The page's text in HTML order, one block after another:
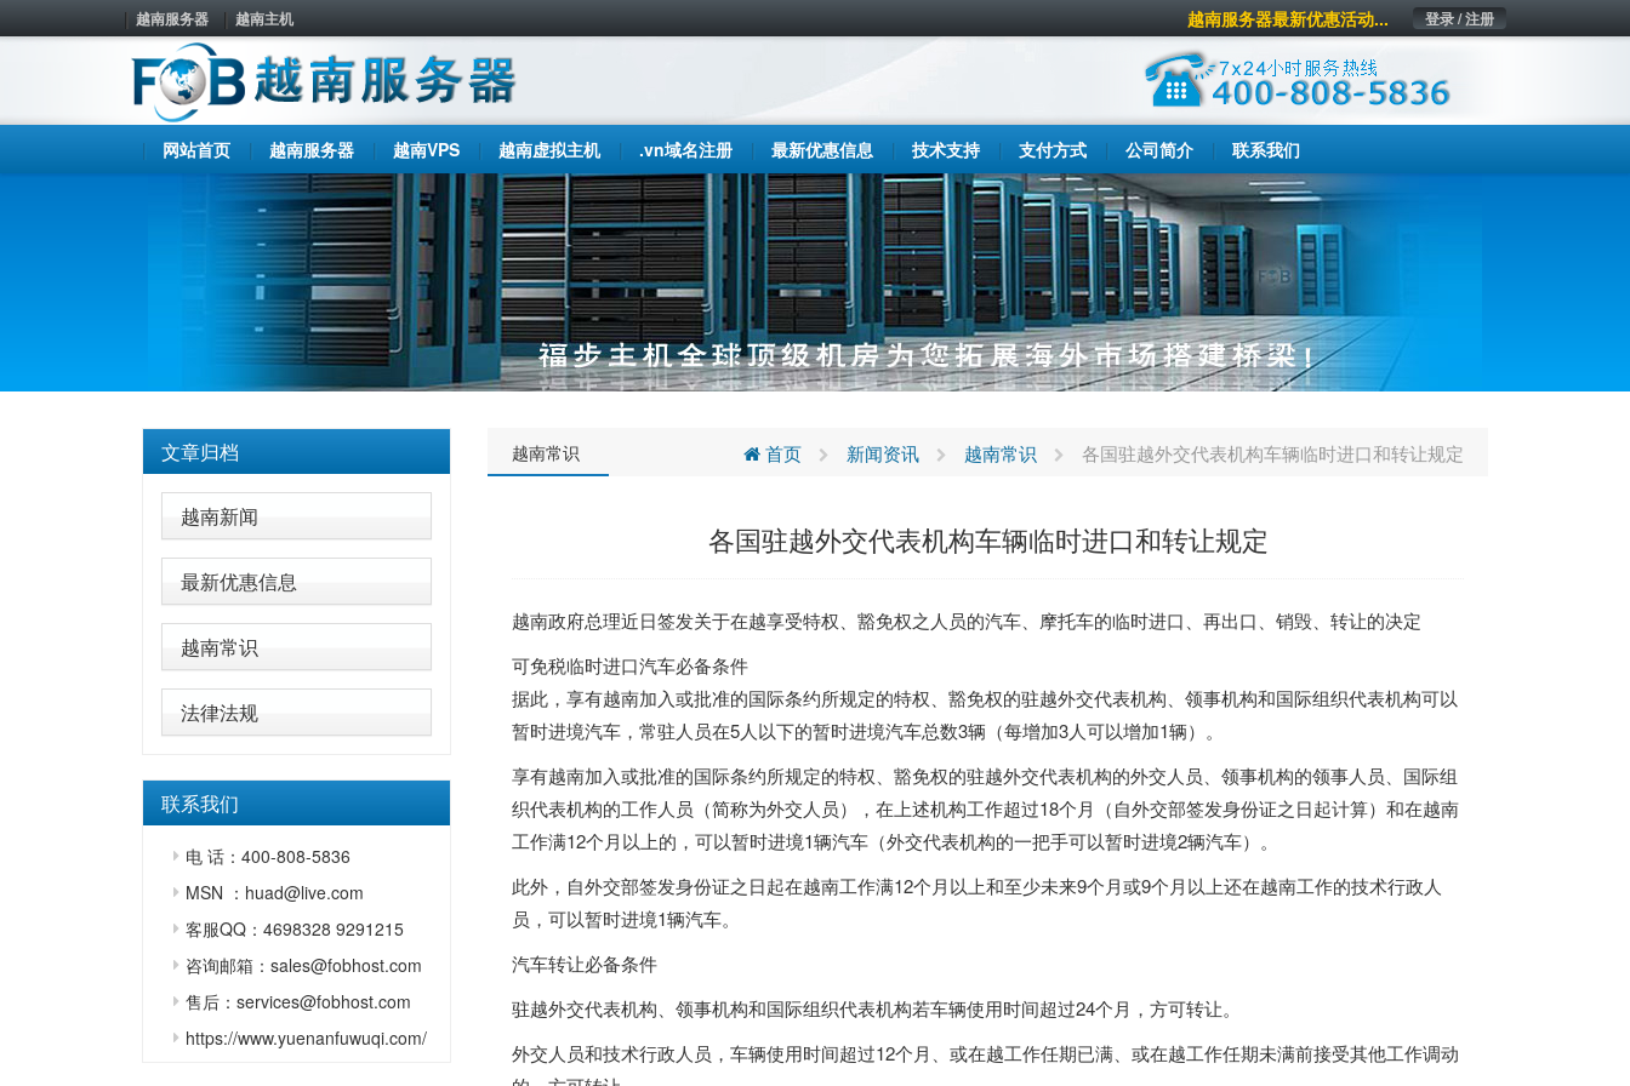
越南服务器 越南主机 登录 / 注册
越南服务器最新优惠活动...
网站首页 越南服务器 越南VPS 越南虚拟主机 .vn域名注册 最新优惠信息 技术支持 支付方式 公司简介 联系我们
文章归档
越南新闻
最新优惠信息
越南常识
法律法规
联系我们
电 话：400-808-5836
MSN ：huad@live.com
客服QQ：4698328 9291215
咨询邮箱：sales@fobhost.com
售后：services@fobhost.com
https://www.yuenanfuwuqi.com/
越南常识 首页 新闻资讯 越南常识 各国驻越外交代表机构车辆临时进口和转让规定
各国驻越外交代表机构车辆临时进口和转让规定
越南政府总理近日签发关于在越享受特权、豁免权之人员的汽车、摩托车的临时进口、再出口、销毁、转让的决定
可免税临时进口汽车必备条件
据此，享有越南加入或批准的国际条约所规定的特权、豁免权的驻越外交代表机构、领事机构和国际组织代表机构可以
暂时进境汽车，常驻人员在5人以下的暂时进境汽车总数3辆（每增加3人可以增加1辆）。
享有越南加入或批准的国际条约所规定的特权、豁免权的驻越外交代表机构的外交人员、领事机构的领事人员、国际组
织代表机构的工作人员（简称为外交人员），在上述机构工作超过18个月（自外交部签发身份证之日起计算）和在越南
工作满12个月以上的，可以暂时进境1辆汽车（外交代表机构的一把手可以暂时进境2辆汽车）。
此外，自外交部签发身份证之日起在越南工作满12个月以上和至少未来9个月或9个月以上还在越南工作的技术行政人
员，可以暂时进境1辆汽车。
汽车转让必备条件
驻越外交代表机构、领事机构和国际组织代表机构若车辆使用时间超过24个月，方可转让。
外交人员和技术行政人员，车辆使用时间超过12个月、或在越工作任期已满、或在越工作任期未满前接受其他工作调动